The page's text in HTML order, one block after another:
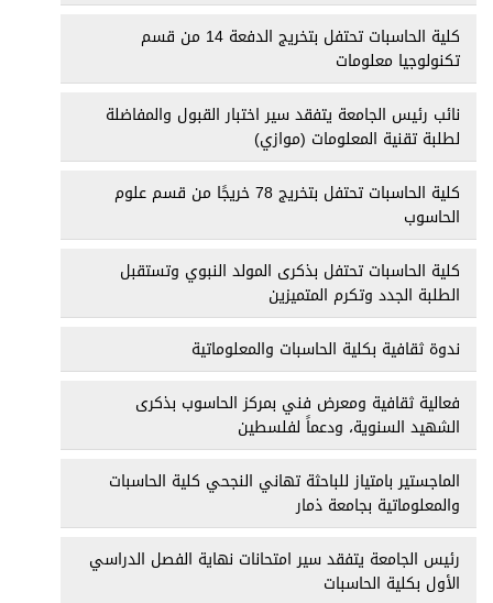
كلية الحاسبات تحتفل بتخريج الدفعة 14 من قسم
تكنولوجيا معلومات
نائب رئيس الجامعة يتفقد سير اختبار القبول والمفاضلة
لطلبة تقنية المعلومات (موازي)
كلية الحاسبات تحتفل بتخريج 78 خريجًا من قسم علوم
الحاسوب
كلية الحاسبات تحتفل بذكرى المولد النبوي وتستقبل
الطلبة الجدد وتكرم المتميزين
ندوة ثقافية بكلية الحاسبات والمعلوماتية
فعالية ثقافية ومعرض فني بمركز الحاسوب بذكرى
الشهيد السنوية، ودعماً لفلسطين
الماجستير بامتياز للباحثة تهاني النجحي كلية الحاسبات
والمعلوماتية بجامعة ذمار
رئيس الجامعة يتفقد سير امتحانات نهاية الفصل الدراسي
الأول بكلية الحاسبات